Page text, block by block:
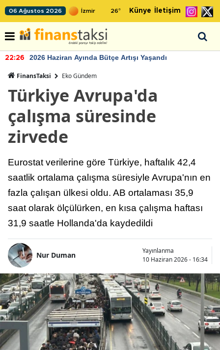
06 Ağustos 2026 26° Künye İletişim
22:26 2026 Haziran Ayında Bütçe Artışı Yaşandı
FinansTaksi Eko Gündem
Türkiye Avrupa'da
çalışma süresinde
zirvede
Eurostat verilerine göre Türkiye, haftalık 42,4
saatlik ortalama çalışma süresiyle Avrupa'nın en
fazla çalışan ülkesi oldu. AB ortalaması 35,9
saat olarak ölçülürken, en kısa çalışma haftası
31,9 saatle Hollanda'da kaydedildi
Nur Duman
Yayınlanma
10 Haziran 2026 - 16:34